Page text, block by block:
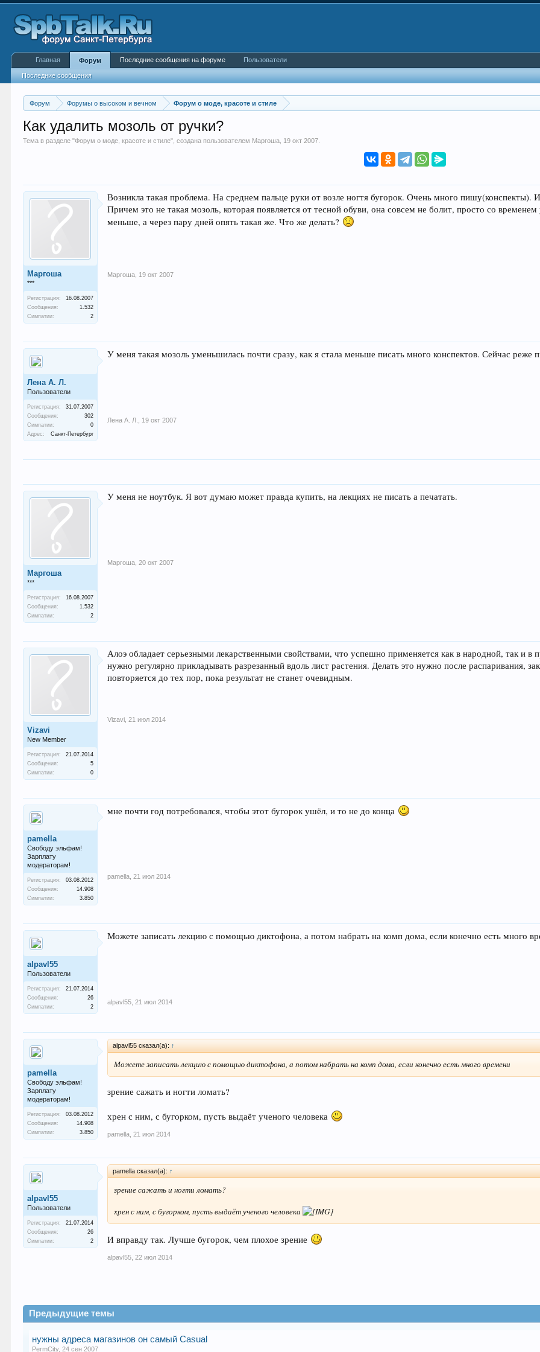
Форум Форумы о высоком и вечном Форум о моде, красоте и стиле
Как удалить мозоль от ручки?
Тема в разделе "Форум о моде, красоте и стиле", создана пользователем Маргоша 19 окт 2007
Маргоша
***
Регистрация:
16.08.2007
Сообщения:
1.532
Симпатии:
2
Возникла такая проблема. На среднем пальце руки от возле ногтя бугорок. Очень много пишу(конспекты).
Причем это не такая мозоль, которая появляется от тесной обуви, она совсем не болит, просто со
меньше, а через пару дней опять такая же. Что же делать?
Маргоша 19 окт 2007
Лена А. Л.
Пользователи
Регистрация:
31.07.2007
Сообщения:
302
Симпатии:
0
Адрес:
Санкт-Петербург
У меня такая мозоль уменьшилась почти сразу, как я стала меньше писать много конспектов. Сейчас
Лена А. Л. 19 окт 2007
Маргоша
***
Регистрация:
16.08.2007
Сообщения:
1.532
Симпатии:
2
У меня не ноутбук. Я вот думаю может правда купить, на лекциях не писать а печатать.
Маргоша 20 окт 2007
Vizavi
New Member
Регистрация:
21.07.2014
Сообщения:
5
Симпатии:
0
Алоэ обладает серьезными лекарственными свойствами, что успешно применяется как в народной, так и
нужно регулярно прикладывать разрезанный вдоль лист растения. Делать это нужно после распаривания,
повторяется до тех пор, пока результат не станет очевидным.
Vizavi 21 июл 2014
pamella
Свободу эльфам!
Зарплату
модераторам!
Регистрация:
03.08.2012
Сообщения:
14.908
Симпатии:
3.850
мне почти год потребовался, чтобы этот бугорок ушёл, и то не до конца
pamella 21 июл 2014
alpavl55
Пользователи
Регистрация:
21.07.2014
Сообщения:
26
Симпатии:
2
Можете записать лекцию с помощью диктофона, а потом набрать на комп дома, если конечно есть много
alpavl55 21 июл 2014
pamella
Свободу эльфам!
Зарплату
модераторам!
Регистрация:
03.08.2012
Сообщения:
14.908
Симпатии:
3.850
alpavl55 сказал(а): ↑
Можете записать лекцию с помощью диктофона, а потом набрать на комп дома, если конечно есть много времени
зрение сажать и ногти ломать?
хрен с ним, с бугорком, пусть выдаёт ученого человека
pamella 21 июл 2014
alpavl55
Пользователи
Регистрация:
21.07.2014
Сообщения:
26
Симпатии:
2
pamella сказал(а): ↑
зрение сажать и ногти ломать?
хрен с ним, с бугорком, пусть выдаёт ученого человека
И вправду так. Лучше бугорок, чем плохое зрение
alpavl55 22 июл 2014
Предыдущие темы
нужны адреса магазинов он самый Casual
PermCity,24 сен 2007
Главная Форум
Последние сообщения
Последние сообщения на форуме Пользователи